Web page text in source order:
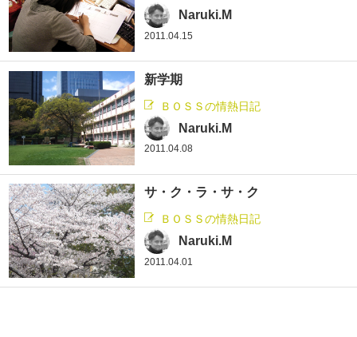
Naruki.M
2011.04.15
新学期
ＢＯＳＳの情熱日記
Naruki.M
2011.04.08
サ・ク・ラ・サ・ク
ＢＯＳＳの情熱日記
Naruki.M
2011.04.01